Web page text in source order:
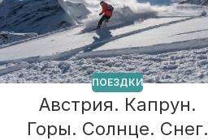
ПОЕЗДКИ
Австрия. Капрун.
Горы. Солнце. Снег.